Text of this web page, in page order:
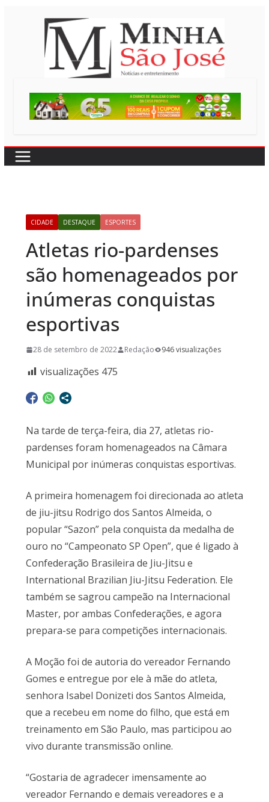
CIDADE DESTAQUE ESPORTES
Atletas rio-pardenses
são homenageados por
inúmeras conquistas
esportivas
28 de setembro de 2022 Redação 946 visualizações
visualizações 475
Na tarde de terça-feira, dia 27, atletas rio-
pardenses foram homenageados na Câmara
Municipal por inúmeras conquistas esportivas.
A primeira homenagem foi direcionada ao atleta
de jiu-jitsu Rodrigo dos Santos Almeida, o
popular “Sazon” pela conquista da medalha de
ouro no “Campeonato SP Open”, que é ligado à
Confederação Brasileira de Jiu-Jitsu e
International Brazilian Jiu-Jitsu Federation. Ele
também se sagrou campeão na Internacional
Master, por ambas Confederações, e agora
prepara-se para competições internacionais.
A Moção foi de autoria do vereador Fernando
Gomes e entregue por ele à mãe do atleta,
senhora Isabel Donizeti dos Santos Almeida,
que a recebeu em nome do filho, que está em
treinamento em São Paulo, mas participou ao
vivo durante transmissão online.
“Gostaria de agradecer imensamente ao
vereador Fernando e demais vereadores e a